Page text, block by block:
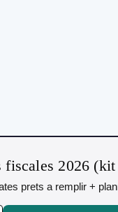
fiscales 2026
prets a remplir +